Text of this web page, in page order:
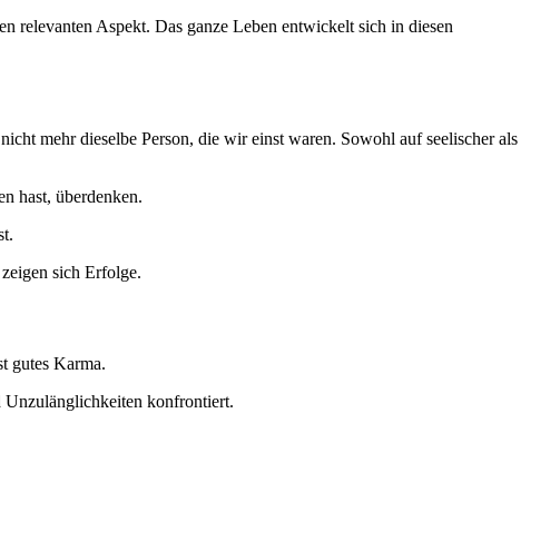
relevanten Aspekt. Das ganze Leben entwickelt sich in diesen
mehr dieselbe Person, die wir einst waren. Sowohl auf seelischer als
hast, überdenken.
sich Erfolge.
gutes Karma.
Unzulänglichkeiten konfrontiert.